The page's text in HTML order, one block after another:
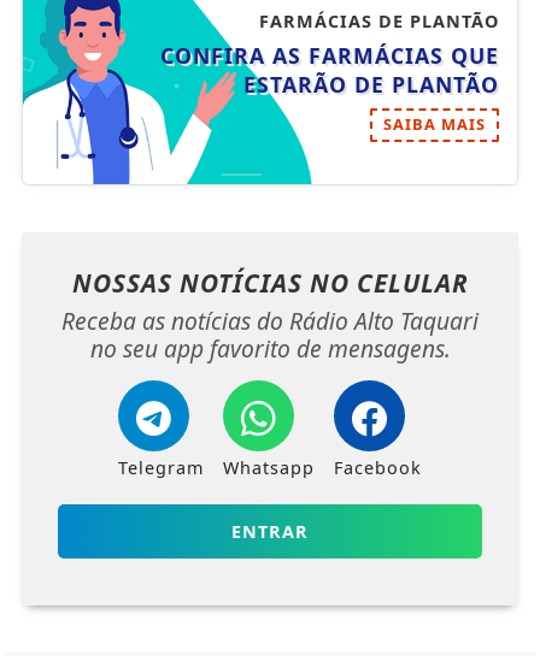
FARMÁCIAS DE PLANTÃO
CONFIRA AS FARMÁCIAS QUE
ESTARÃO DE PLANTÃO
SAIBA MAIS
NOSSAS NOTÍCIAS NO CELULAR
Receba as notícias do Rádio Alto Taquari
no seu app favorito de mensagens.
Telegram Whatsapp Facebook
ENTRAR